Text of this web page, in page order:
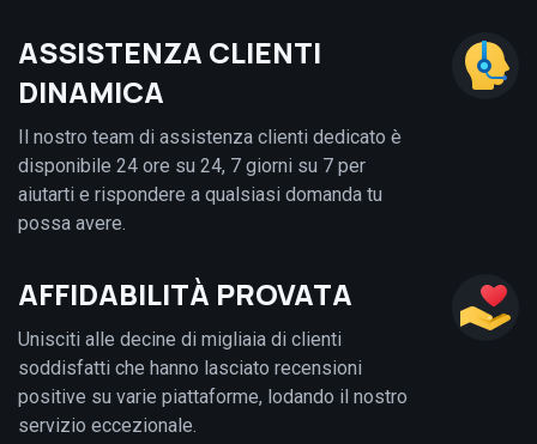
ASSISTENZA CLIENTI
DINAMICA
Il nostro team di assistenza clienti dedicato è
disponibile 24 ore su 24, 7 giorni su 7 per
aiutarti e rispondere a qualsiasi domanda tu
possa avere.
AFFIDABILITÀ PROVATA
Unisciti alle decine di migliaia di clienti
soddisfatti che hanno lasciato recensioni
positive su varie piattaforme, lodando il nostro
servizio eccezionale.